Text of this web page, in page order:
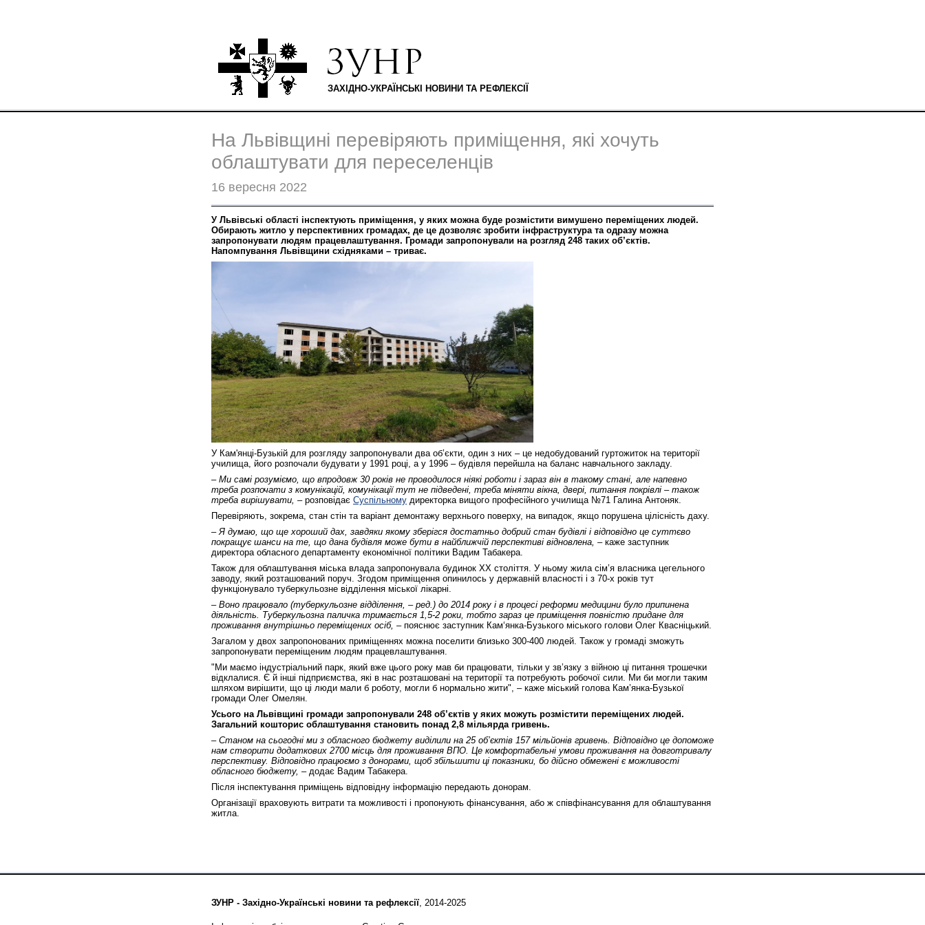
ЗАХІДНО-УКРАЇНСЬКІ НОВИНИ ТА РЕФЛЕКСІЇ
На Львівщині перевіряють приміщення, які хочуть
облаштувати для переселенців
16 вересня 2022
У Львівські області інспектують приміщення, у яких можна буде розмістити вимушено переміщених людей.
Обирають житло у перспективних громадах, де це дозволяє зробити інфраструктура та одразу можна
запропонувати людям працевлаштування. Громади запропонували на розгляд 248 таких об’єктів.
Напомпування Львівщини східняками – триває.
У Кам'янці-Бузькій для розгляду запропонували два об’єкти, один з них – це недобудований гуртожиток на території
училища, його розпочали будувати у 1991 році, а у 1996 – будівля перейшла на баланс навчального закладу.
– Ми самі розуміємо, що впродовж 30 років не проводилося ніякі роботи і зараз він в такому стані, але напевно
треба розпочати з комунікацій, комунікації тут не підведені, треба міняти вікна, двері, питання покрівлі – також
треба вирішувати, –розповідає Суспільному директорка вищого професійного училища №71 Галина Антоняк.
Перевіряють, зокрема, стан стін та варіант демонтажу верхнього поверху, на випадок, якщо порушена цілісність даху.
– Я думаю, що ще хороший дах, завдяки якому зберігся достатньо добрий стан будівлі і відповідно це суттєво
покращує шанси на те, що дана будівля може бути в найближчій перспективі відновлена, –каже заступник
директора обласного департаменту економічної політики Вадим Табакера.
Також для облаштування міська влада запропонувала будинок ХХ століття. У ньому жила сім’я власника цегельного
заводу, який розташований поруч. Згодом приміщення опинилось у державній власності і з 70-х років тут
функціонувало туберкульозне відділення міської лікарні.
– Воно працювало (туберкульозне відділення, – ред.) до 2014 року і в процесі реформи медицини було припинена
діяльність. Туберкульозна паличка тримається 1,5-2 роки, тобто зараз це приміщення повністю придане для
проживання внутрішньо переміщених осіб, –пояснює заступник Кам‘янка-Бузького міського голови Олег Квасніцький.
Загалом у двох запропонованих приміщеннях можна поселити близько 300-400 людей. Також у громаді зможуть
запропонувати переміщеним людям працевлаштування.
"Ми маємо індустріальний парк, який вже цього року мав би працювати, тільки у зв’язку з війною ці питання трошечки
відклалися. Є й інші підприємства, які в нас розташовані на території та потребують робочої сили. Ми би могли таким
шляхом вирішити, що ці люди мали б роботу, могли б нормально жити", – каже міський голова Кам’янка-Бузької
громади Олег Омелян.
Усього на Львівщині громади запропонували 248 об’єктів у яких можуть розмістити переміщених людей.
Загальний кошторис облаштування становить понад 2,8 мільярда гривень.
– Станом на сьогодні ми з обласного бюджету виділили на 25 об’єктів 157 мільйонів гривень. Відповідно це допоможе
нам створити додаткових 2700 місць для проживання ВПО. Це комфортабельні умови проживання на довготривалу
перспективу. Відповідно працюємо з донорами, щоб збільшити ці показники, бо дійсно обмежені є можливості
обласного бюджету, – додає Вадим Табакера.
Після інспектування приміщень відповідну інформацію передають донорам.
Організації враховують витрати та можливості і пропонують фінансування, або ж співфінансування для облаштування
житла.
ЗУНР - Західно-Українські новини та рефлексії, 2014-2025